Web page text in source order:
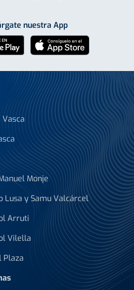
nuestra App
Vasca
Monje
Lusa y Samu Valcárcel
Arruti
Vilella
Plaza